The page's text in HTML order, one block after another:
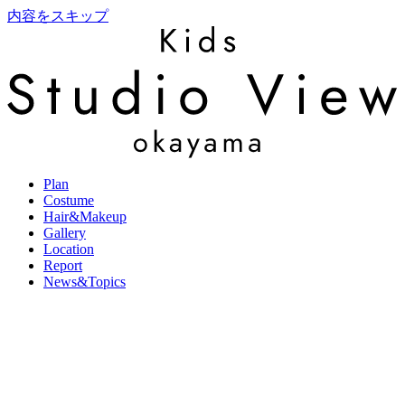
内容をスキップ
Plan
Costume
Hair&Makeup
Gallery
Location
Report
News&Topics